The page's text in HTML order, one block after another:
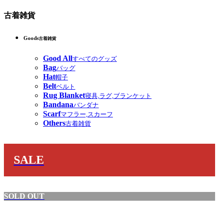
古着雑貨
Goods古着雑貨
Good Allすべてのグッズ
Bagバッグ
Hat帽子
Beltベルト
Rug Blanket寝具,ラグ,ブランケット
Bandanaバンダナ
Scarfマフラー,スカーフ
Others古着雑貨
SALE
SOLD OUT